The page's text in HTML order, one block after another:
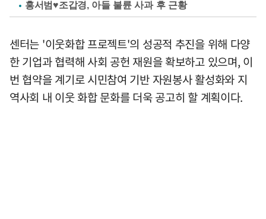
홍서범♥조갑경, 아들 불륜 사과 후 근황
센터는 '이웃화합 프로젝트'의 성공적 추진을 위해 다양
한 기업과 협력해 사회 공헌 재원을 확보하고 있으며, 이
번 협약을 계기로 시민참여 기반 자원봉사 활성화와 지
역사회 내 이웃 화합 문화를 더욱 공고히 할 계획이다.